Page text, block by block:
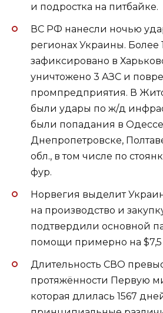
и подростка на питбайке.
ВС РФ нанесли ночью
регионах Украины. Более
зафиксировано в
уничтожено 3 АЗС и
промпредприятия. В
были удары по ж/д
были попадания в
Днепропетровске,
обл., в том числе по
фур.
Норвегия выделит
на производство и
подтвердили основной
помощи примерно на
Длительность СВО
протяжённости Первую
которая длилась 1567